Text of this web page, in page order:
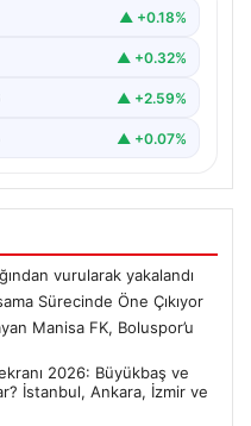
amaçlayan yeni
▲ +0.18%
▲ +0.32%
▲ +2.59%
▲ +0.07%
vurularak yakalandı
Sürecinde Öne Çıkıyor
Manisa FK, Boluspor’u
2026: Büyükbaş ve
İstanbul, Ankara, İzmir ve